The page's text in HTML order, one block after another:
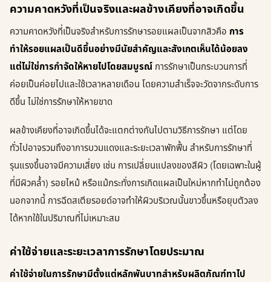
ความคาดหวังที่เป็นจริงและผลข้างเคียงที่อาจเกิดขึ้น
ความคาดหวังที่เป็นจริงสำหรับการรักษารอยแผลเป็นจากสิวคือ การ
ทำให้รอยแผลเป็นดีขึ้นอย่างมีนัยสำคัญและสังเกตเห็นได้น้อยลง
แต่ไม่ใช่การกำจัดให้หายไปโดยสมบูรณ์ การรักษาเป็นกระบวนการที่
ค่อยเป็นค่อยไปและใช้เวลาหลายเดือน โดยความสำเร็จจะวัดจากระดับการ
ดีขึ้น ไม่ใช่การรักษาให้หายขาด
ผลข้างเคียงที่อาจเกิดขึ้นได้จะแตกต่างกันไปตามวิธีการรักษา แต่โดย
ทั่วไปอาจรวมถึงอาการบวมแดงและระยะเวลาพักฟื้น สำหรับการรักษาที่
รุนแรงขึ้นอาจมีความเสี่ยง เช่น การเปลี่ยนแปลงของสีผิว (โดยเฉพาะในผู้
ที่มีผิวคล้ำ) รอยไหม้ หรือแม้กระทั่งการเกิดแผลเป็นใหม่หากทำไม่ถูกต้อง
นอกจากนี้ การฉีดสเตียรอยด์อาจทำให้ผิวบริเวณนั้นขาวขึ้นหรือยุบตัวลง
ได้หากใช้ในปริมาณที่ไม่เหมาะสม
ค่าใช้จ่ายและระยะเวลาการรักษาโดยประมาณ
ค่าใช้จ่ายในการรักษามีตั้งแต่หลักพันบาทสำหรับผลิตภัณฑ์ทาไป